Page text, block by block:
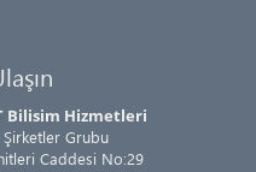
Bilisim Hizmetleri
Şirketler Grubu
Caddesi No:29